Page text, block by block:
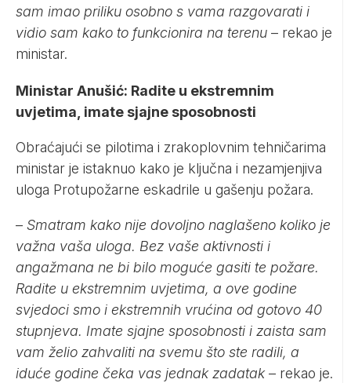
sam imao priliku osobno s vama razgovarati i
vidio sam kako to funkcionira na terenu – rekao je
ministar.
Ministar Anušić: Radite u ekstremnim
uvjetima, imate sjajne sposobnosti
Obraćajući se pilotima i zrakoplovnim tehničarima
ministar je istaknuo kako je ključna i nezamjenjiva
uloga Protupožarne eskadrile u gašenju požara.
– Smatram kako nije dovoljno naglašeno koliko je
važna vaša uloga. Bez vaše aktivnosti i
angažmana ne bi bilo moguće gasiti te požare.
Radite u ekstremnim uvjetima, a ove godine
svjedoci smo i ekstremnih vrućina od gotovo 40
stupnjeva. Imate sjajne sposobnosti i zaista sam
vam želio zahvaliti na svemu što ste radili, a
iduće godine čeka vas jednak zadatak– rekao je.